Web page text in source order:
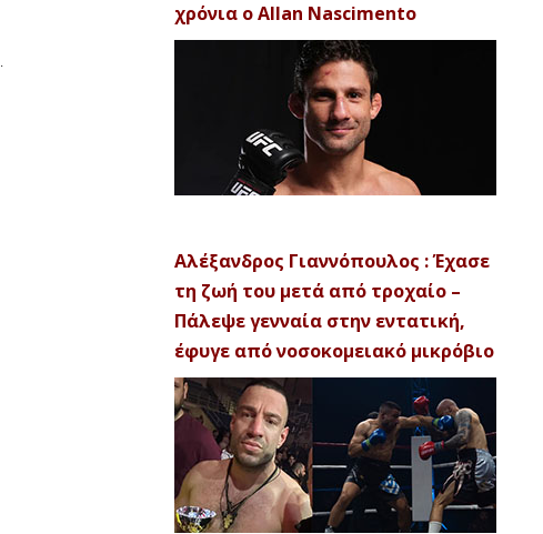
χρόνια ο Allan Nascimento
Αλέξανδρος Γιαννόπουλος : Έχασε
τη ζωή του μετά από τροχαίο –
Πάλεψε γενναία στην εντατική,
έφυγε από νοσοκομειακό μικρόβιο